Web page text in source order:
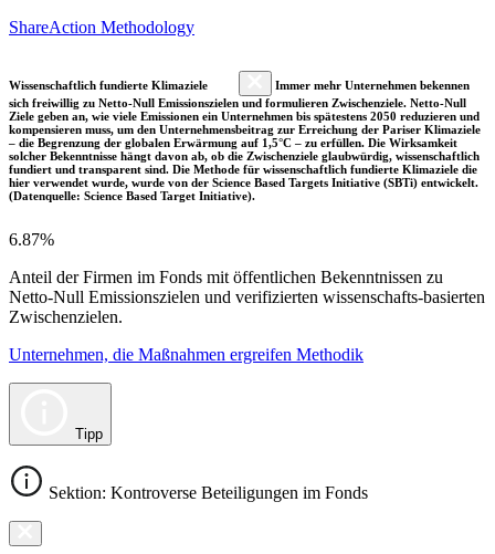
ShareAction Methodology
Wissenschaftlich fundierte Klimaziele
Immer mehr Unternehmen bekennen
sich freiwillig zu Netto-Null Emissionszielen und formulieren Zwischenziele. Netto-Null
Ziele geben an, wie viele Emissionen ein Unternehmen bis spätestens 2050 reduzieren und
kompensieren muss, um den Unternehmensbeitrag zur Erreichung der Pariser Klimaziele
– die Begrenzung der globalen Erwärmung auf 1,5°C – zu erfüllen. Die Wirksamkeit
solcher Bekenntnisse hängt davon ab, ob die Zwischenziele glaubwürdig, wissenschaftlich
fundiert und transparent sind. Die Methode für wissenschaftlich fundierte Klimaziele die
hier verwendet wurde, wurde von der Science Based Targets Initiative (SBTi) entwickelt.
(Datenquelle: Science Based Target Initiative).
6.87%
Anteil der Firmen im Fonds mit öffentlichen Bekenntnissen zu
Netto-Null Emissionszielen und verifizierten wissenschafts-basierten
Zwischenzielen.
Unternehmen, die Maßnahmen ergreifen Methodik
Tipp
Sektion: Kontroverse Beteiligungen im Fonds